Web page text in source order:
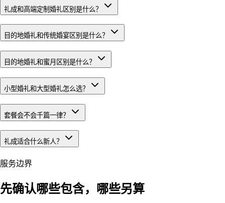
礼成和高端定制婚礼区别是什么？
目的地婚礼和传统婚宴区别是什么？
目的地婚礼和蜜月区别是什么？
小型婚礼和大型婚礼怎么选？
套餐会不会千篇一律？
礼成适合什么新人？
服务边界
先确认哪些包含，哪些另算